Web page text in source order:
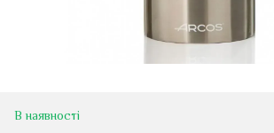
В наявності